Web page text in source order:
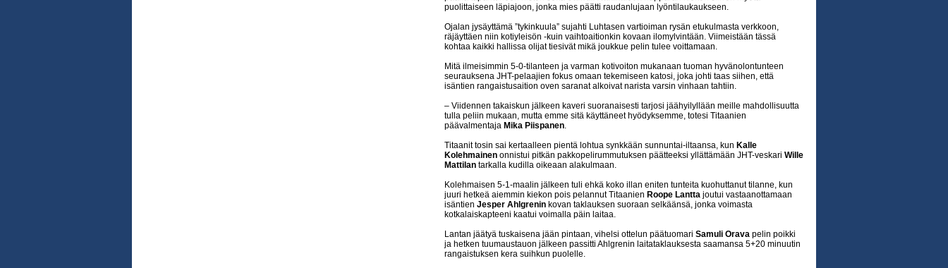
puolittaiseen läpiajoon, jonka mies päätti raudanlujaan lyöntilaukaukseen.
Ojalan jysäyttämä ”tykinkuula” sujahti Luhtasen vartioiman rysän etukulmasta verkkoon,
räjäyttäen niin kotiyleisön -kuin vaihtoaitionkin kovaan ilomylvintään. Viimeistään tässä
kohtaa kaikki hallissa olijat tiesivät mikä joukkue pelin tulee voittamaan.
Mitä ilmeisimmin 5-0-tilanteen ja varman kotivoiton mukanaan tuoman hyvänolontunteen
seurauksena JHT-pelaajien fokus omaan tekemiseen katosi, joka johti taas siihen, että
isäntien rangaistusaition oven saranat alkoivat narista varsin vinhaan tahtiin.
– Viidennen takaiskun jälkeen kaveri suoranaisesti tarjosi jäähyilyllään meille mahdollisuutta
tulla peliin mukaan, mutta emme sitä käyttäneet hyödyksemme, totesi Titaanien
päävalmentaja Mika Piispanen.
Titaanit tosin sai kertaalleen pientä lohtua synkkään sunnuntai-iltaansa, kun Kalle
Kolehmainen onnistui pitkän pakkopelirummutuksen päätteeksi yllättämään JHT-veskari Wille
Mattilan tarkalla kudilla oikeaan alakulmaan.
Kolehmaisen 5-1-maalin jälkeen tuli ehkä koko illan eniten tunteita kuohuttanut tilanne, kun
juuri hetkeä aiemmin kiekon pois pelannut Titaanien Roope Lantta joutui vastaanottamaan
isäntien Jesper Ahlgrenin kovan taklauksen suoraan selkäänsä, jonka voimasta
kotkalaiskapteeni kaatui voimalla päin laitaa.
Lantan jäätyä tuskaisena jään pintaan, vihelsi ottelun päätuomari Samuli Orava pelin poikki
ja hetken tuumaustauon jälkeen passitti Ahlgrenin laitataklauksesta saamansa 5+20 minuutin
rangaistuksen kera suihkun puolelle.